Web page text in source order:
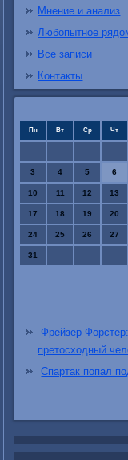
Мнение и анализ
Любопытное
Все записи
Контакты
Пн Вт Ср Чт
3 4 5 6
10 11 12 13
17 18 19 20
24 25 26 27
31
Фрейзер
претосходный
Спартак попал